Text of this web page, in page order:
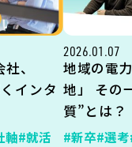
、
インタ
軸#就活
2026.01.07
地域の電
地」 その
質”とは？
#新卒#選考